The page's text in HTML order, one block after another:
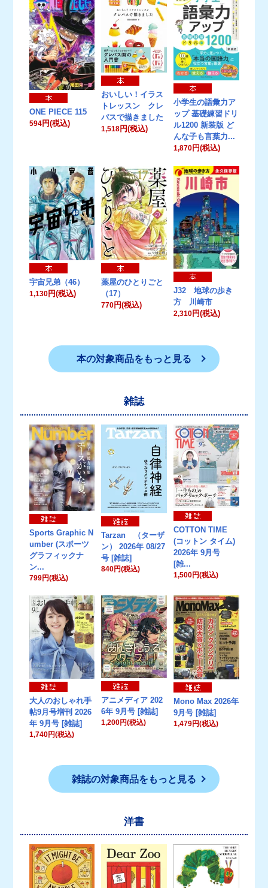
ONE PIECE 115
594円(税込)
おいしい！イラス
トレッスン クレ
パスで描きました
1,518円(税込)
小学生の語彙力ア
ップ 基礎練習ドリ
ル1200 新装版 ど
んな子も言葉力...
1,870円(税込)
宇宙兄弟（46）
1,130円(税込)
薬屋のひとりごと
（17）
770円(税込)
J32 地球の歩き
方 川崎市
2,310円(税込)
本の対象商品をもっと見る
雑誌
Sports Graphic N
umber (スポーツ
グラフィックナ
ン...
799円(税込)
Tarzan （ターザ
ン） 2026年 08/27
号 [雑誌]
840円(税込)
COTTON TIME
(コットン タイム)
2026年 9月号
[雑...
1,500円(税込)
大人のおしゃれ手
帖9月号増刊 2026
年 9月号 [雑誌]
1,740円(税込)
アニメディア 202
6年 9月号 [雑誌]
1,200円(税込)
Mono Max 2026年
9月号 [雑誌]
1,479円(税込)
雑誌の対象商品をもっと見る
洋書